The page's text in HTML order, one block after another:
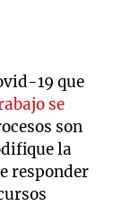
19 que
se
son
la
responder